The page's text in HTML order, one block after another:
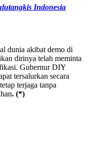
Indonesia
dunia akibat demo di
dirinya telah meminta
Gubernur DIY
tersalurkan secara
terjaga tanpa
. (*)